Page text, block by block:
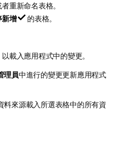
重新命名表格。
新增
的表格。
以載入應用程式中的變更。
理員中進行的變更更新應用程式
料來源載入所選表格中的所有資